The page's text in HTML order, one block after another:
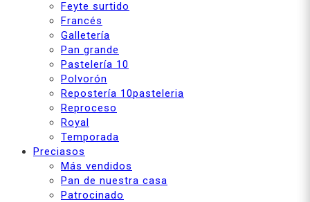
Feyte surtido
Francés
Galletería
Pan grande
Pastelería 10
Polvorón
Repostería 10pasteleria
Reproceso
Royal
Temporada
Preciasos
Más vendidos
Pan de nuestra casa
Patrocinado